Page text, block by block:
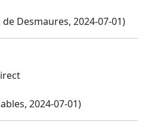
Desmaures, 2024-07-01)
2024-07-01)